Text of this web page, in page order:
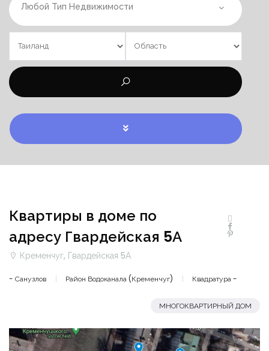
Любой Тип Недвижимости
Квартиры в доме по
адресу Гвардейская 5А
Кременчуг, Гвардейская 5А
- Санузлов Район Водоканала (Кременчуг) Квадратура -
МНОГОКВАРТИРНЫЙ ДОМ